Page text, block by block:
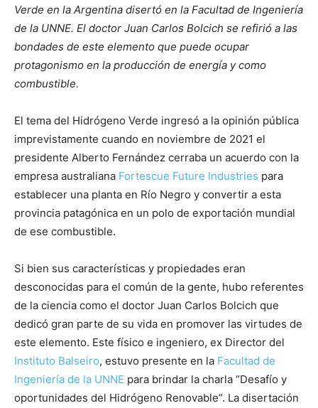
Verde en la Argentina disertó en la Facultad de Ingeniería
de la UNNE. El doctor Juan Carlos Bolcich se refirió a las
bondades de este elemento que puede ocupar
protagonismo en la producción de energía y como
combustible.
El tema del Hidrógeno Verde ingresó a la opinión pública
imprevistamente cuando en noviembre de 2021 el
presidente Alberto Fernández cerraba un acuerdo con la
empresa australiana Fortescue Future Industries para
establecer una planta en Río Negro y convertir a esta
provincia patagónica en un polo de exportación mundial
de ese combustible.
Si bien sus características y propiedades eran
desconocidas para el común de la gente, hubo referentes
de la ciencia como el doctor Juan Carlos Bolcich que
dedicó gran parte de su vida en promover las virtudes de
este elemento. Este físico e ingeniero, ex Director del
Instituto Balseiro, estuvo presente en la Facultad de
Ingeniería de la UNNE para brindar la charla “Desafío y
oportunidades del Hidrógeno Renovable”. La disertación